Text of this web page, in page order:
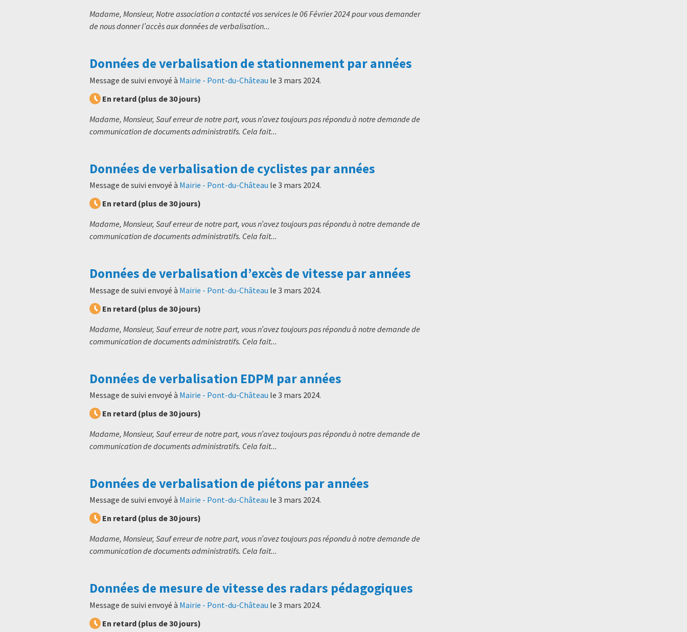
Madame, Monsieur, Notre association a contacté vos services le 06 Février 2024 pour vous demander
de nous donner l’accès aux données de verbalisation...
Données de verbalisation de stationnement par années
Message de suivi envoyé à Mairie - Pont-du-Château le 3 mars 2024.
En retard (plus de 30 jours)
Madame, Monsieur, Sauf erreur de notre part, vous n’avez toujours pas répondu à notre demande de
communication de documents administratifs. Cela fait...
Données de verbalisation de cyclistes par années
Message de suivi envoyé à Mairie - Pont-du-Château le 3 mars 2024.
En retard (plus de 30 jours)
Madame, Monsieur, Sauf erreur de notre part, vous n’avez toujours pas répondu à notre demande de
communication de documents administratifs. Cela fait...
Données de verbalisation d’excès de vitesse par années
Message de suivi envoyé à Mairie - Pont-du-Château le 3 mars 2024.
En retard (plus de 30 jours)
Madame, Monsieur, Sauf erreur de notre part, vous n’avez toujours pas répondu à notre demande de
communication de documents administratifs. Cela fait...
Données de verbalisation EDPM par années
Message de suivi envoyé à Mairie - Pont-du-Château le 3 mars 2024.
En retard (plus de 30 jours)
Madame, Monsieur, Sauf erreur de notre part, vous n’avez toujours pas répondu à notre demande de
communication de documents administratifs. Cela fait...
Données de verbalisation de piétons par années
Message de suivi envoyé à Mairie - Pont-du-Château le 3 mars 2024.
En retard (plus de 30 jours)
Madame, Monsieur, Sauf erreur de notre part, vous n’avez toujours pas répondu à notre demande de
communication de documents administratifs. Cela fait...
Données de mesure de vitesse des radars pédagogiques
Message de suivi envoyé à Mairie - Pont-du-Château le 3 mars 2024.
En retard (plus de 30 jours)